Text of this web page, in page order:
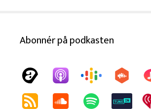
Abonnér på podkasten